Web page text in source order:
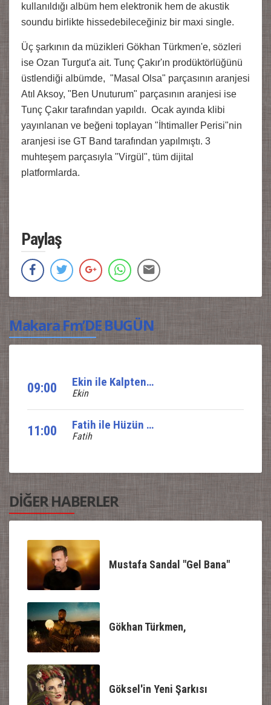
kullanıldığı albüm hem elektronik hem de akustik
soundu birlikte hissedebileceğiniz bir maxi single.
Üç şarkının da müzikleri Gökhan Türkmen'e, sözleri
ise Ozan Turgut'a ait. Tunç Çakır'ın prodüktörlüğünü
üstlendiği albümde, "Masal Olsa" parçasının aranjesi
Atıl Aksoy, "Ben Unuturum" parçasının aranjesi ise
Tunç Çakır tarafından yapıldı. Ocak ayında klibi
yayınlanan ve beğeni toplayan "İhtimaller Perisi"nin
aranjesi ise GT Band tarafından yapılmıştı. 3
muhteşem parçasıyla "Virgül", tüm dijital
platformlarda.
Paylaş
Makara Fm’DE BUGÜN
09:00 Ekin ile Kalpten Nağmeler
Ekin
11:00 Fatih ile Hüzün ve Yankı
Fatih
DİĞER HABERLER
Mustafa Sandal "Gel Bana"
Gökhan Türkmen,
Göksel'in Yeni Şarkısı